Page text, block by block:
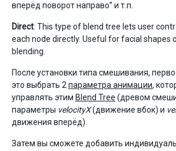
вперёд поворот направо” и т.п.
Direct: This type of blend tree lets user
each node directly. Useful for facial shapes
blending.
После установки типа смешивания,
это выбрать 2 параметра анимации,
управлять этим Blend Tree (древом
параметры velocityX(движение вбок) и
движения вперёд).
Затем вы сможете добавить